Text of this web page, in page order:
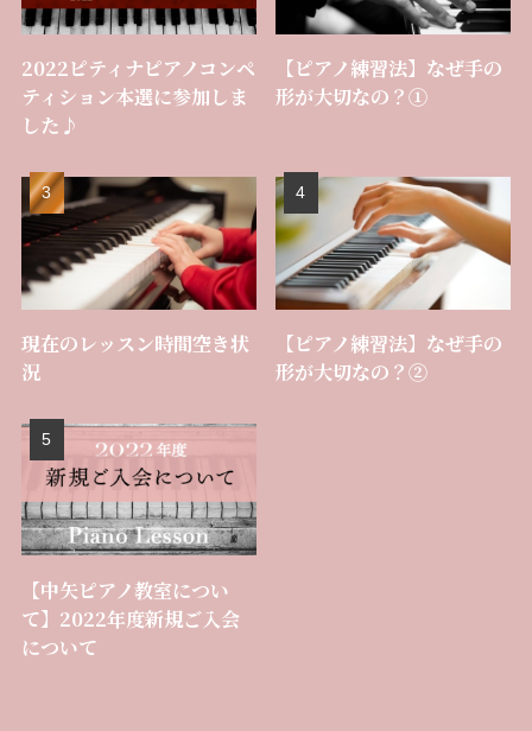
2022ピティナピアノコンペ
ティション本選に参加しま
した♪
【ピアノ練習法】なぜ手の
形が大切なの？①
現在のレッスン時間空き状
況
【ピアノ練習法】なぜ手の
形が大切なの？②
【中矢ピアノ教室につい
て】2022年度新規ご入会
について